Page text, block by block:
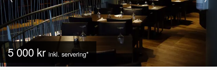
5 000 kr inkl. servering*